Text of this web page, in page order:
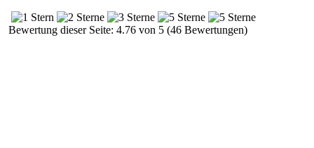
Bewertung dieser Seite: 4.76 von 5 (46 Bewertungen)